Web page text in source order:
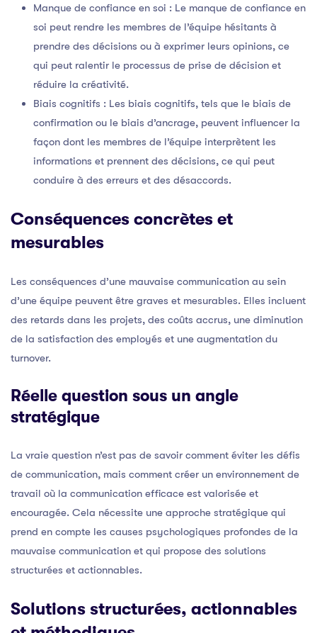
Manque de confiance en soi : Le manque de confiance en
soi peut rendre les membres de l’équipe hésitants à
prendre des décisions ou à exprimer leurs opinions, ce
qui peut ralentir le processus de prise de décision et
réduire la créativité.
Biais cognitifs : Les biais cognitifs, tels que le biais de
confirmation ou le biais d’ancrage, peuvent influencer la
façon dont les membres de l’équipe interprètent les
informations et prennent des décisions, ce qui peut
conduire à des erreurs et des désaccords.
Conséquences concrètes et
mesurables
Les conséquences d’une mauvaise communication au sein
d’une équipe peuvent être graves et mesurables. Elles incluent
des retards dans les projets, des coûts accrus, une diminution
de la satisfaction des employés et une augmentation du
turnover.
Réelle question sous un angle
stratégique
La vraie question n’est pas de savoir comment éviter les défis
de communication, mais comment créer un environnement de
travail où la communication efficace est valorisée et
encouragée. Cela nécessite une approche stratégique qui
prend en compte les causes psychologiques profondes de la
mauvaise communication et qui propose des solutions
structurées et actionnables.
Solutions structurées, actionnables